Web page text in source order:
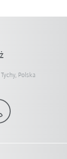
Polska